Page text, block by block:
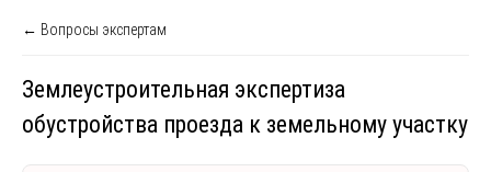
← Вопросы экспертам
Землеустроительная экспертиза
обустройства проезда к земельному участку